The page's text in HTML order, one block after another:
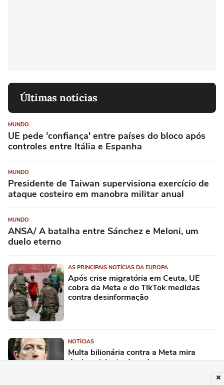
Últimas notícias
MUNDO
UE pede 'confiança' entre países do bloco após
controles entre Itália e Espanha
MUNDO
Presidente de Taiwan supervisiona exercício de
ataque costeiro em manobra militar anual
MUNDO
ANSA/ A batalha entre Sánchez e Meloni, um
duelo eterno
AS PRINCIPAIS NOTÍCIAS DA EUROPA
Após crise migratória em Ceuta, UE
cobra da Meta e do TikTok medidas
contra desinformação
NOTÍCIAS
Multa bilionária contra a Meta mira
design viciante de redes